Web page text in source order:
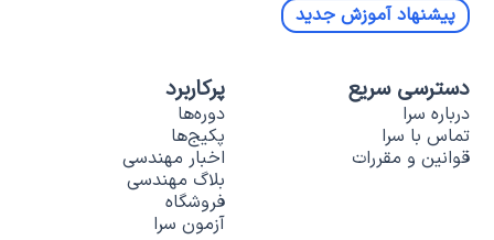
پیشنهاد آموزش جدید
دسترسی سریع
درباره سرا
تماس با سرا
قوانین و مقررات
پرکاربرد
دوره‌ها
پکیج‌ها
اخبار مهندسی
بلاگ مهندسی
فروشگاه
آزمون سرا